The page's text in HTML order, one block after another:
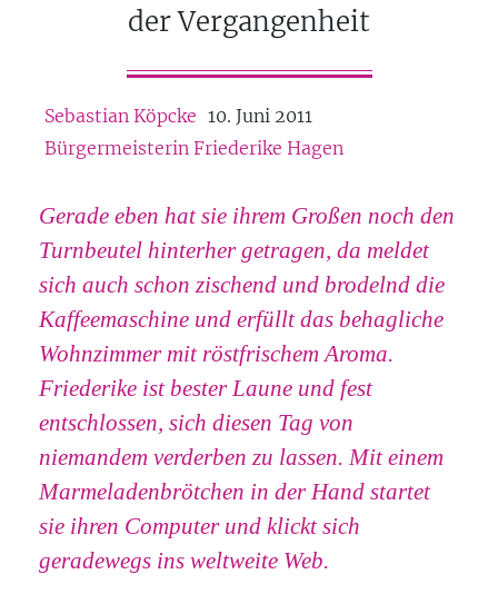
der Vergangenheit
Sebastian Köpcke 10. Juni 2011
Bürgermeisterin Friederike Hagen
Gerade eben hat sie ihrem Großen noch den
Turnbeutel hinterher getragen, da meldet
sich auch schon zischend und brodelnd die
Kaffeemaschine und erfüllt das behagliche
Wohnzimmer mit röstfrischem Aroma.
Friederike ist bester Laune und fest
entschlossen, sich diesen Tag von
niemandem verderben zu lassen. Mit einem
Marmeladenbrötchen in der Hand startet
sie ihren Computer und klickt sich
geradewegs ins weltweite Web.